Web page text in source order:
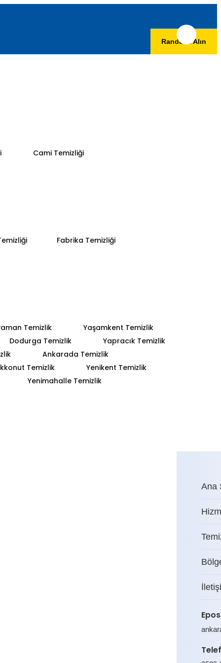
Randevu Alın
Cami Temizliği
Fabrika Temizliği
Temizlik
Yaşamkent Temizlik
Dodurga Temizlik
Yapracık Temizlik
Ankarada Temizlik
Temizlik
Yenikent Temizlik
Yenimahalle Temizlik
Ana